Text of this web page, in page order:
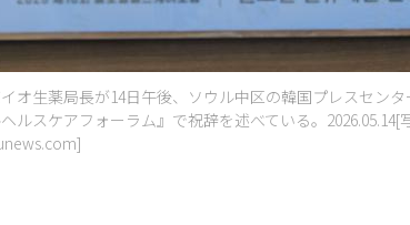
オ生薬局長が14日午後、ソウル中区の韓国プレスセンタ
ルスケアフォーラム』で祝辞を述べている。2026.05.14[